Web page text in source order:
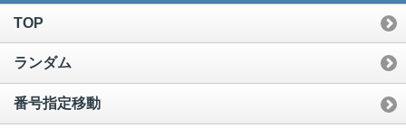
TOP
ランダム
番号指定移動